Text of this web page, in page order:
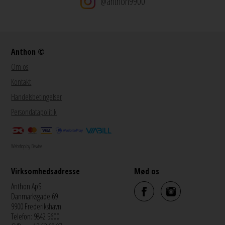
Anthon ©
Om os
Kontakt
Handelsbetingelser
Persondatapolitik
Webshop by Bewise
Virksomhedsadresse
Anthon ApS
Danmarksgade 69
9900 Frederikshavn
Telefon: 9842 5600
Mød os